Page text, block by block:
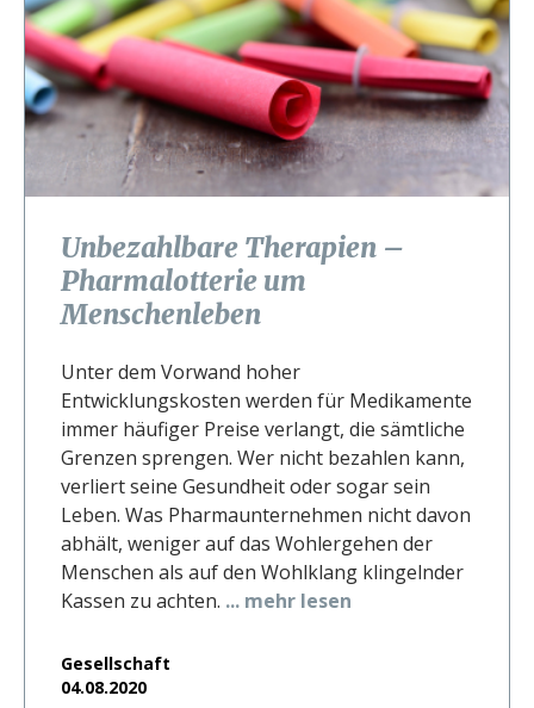
Unbezahlbare Therapien –
Pharmalotterie um
Menschenleben
Unter dem Vorwand hoher
Entwicklungskosten werden für Medikamente
immer häufiger Preise verlangt, die sämtliche
Grenzen sprengen. Wer nicht bezahlen kann,
verliert seine Gesundheit oder sogar sein
Leben. Was Pharmaunternehmen nicht davon
abhält, weniger auf das Wohlergehen der
Menschen als auf den Wohlklang klingelnder
Kassen zu achten. ... mehr lesen
Gesellschaft
04.08.2020